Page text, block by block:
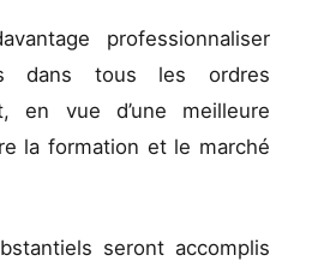
professionnaliser
dans tous les ordres
en vue d’une meilleure
la formation et le marché
seront accomplis